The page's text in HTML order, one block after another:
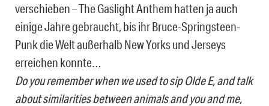
verschieben – The Gaslight Anthem hatten ja auch
einige Jahre gebraucht, bis ihr Bruce-Springsteen-
Punk die Welt außerhalb New Yorks und Jerseys
erreichen konnte…
Do you remember when we used to sip Olde E, and talk
about similarities between animals and you and me,